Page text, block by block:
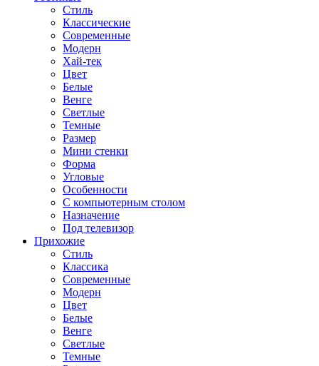
Стиль
Классические
Современные
Модерн
Хай-тек
Цвет
Белые
Венге
Светлые
Темные
Размер
Мини стенки
Форма
Угловые
Особенности
С компьютерным столом
Назначение
Под телевизор
Прихожие
Стиль
Классика
Современные
Модерн
Цвет
Белые
Венге
Светлые
Темные